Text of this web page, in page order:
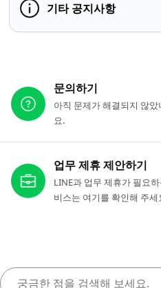
기타 공지사항
문의하기
아직 문제가 해결되지 않
요.
업무 제휴 제안하기
LINE과 업무 제휴가 필요
비스는 여기를 확인해 주세